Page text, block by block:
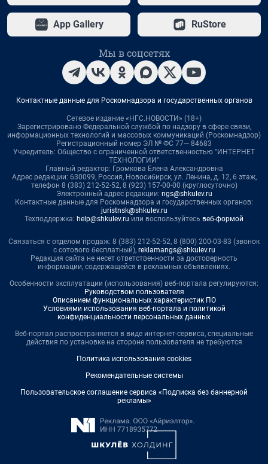
App Gallery RuStore
Мы в соцсетях
Контактные данные для Роскомнадзора и государственных органов
Сетевое издание «НГС.НОВОСТИ» (18+)
Зарегистрировано Федеральной службой по надзору в сфере связи,
информационных технологий и массовых коммуникаций (Роскомнадзор)
Регистрационный номер ЭЛ № ФС 77— 84683
Учредитель: Общество с ограниченной ответственностью "ИНТЕРНЕТ
ТЕХНОЛОГИИ"
Главный редактор: Громкова Елена Александровна
Адрес редакции: 630099, Россия, Новосибирск, ул. Ленина, д. 12, 6 этаж,
телефон 8 (383) 212-52-52, 8 (923) 157-00-00 (круглосуточно)
Электронный адрес редакции: ngs@shkulev.ru
Контактные данные для Роскомнадзора и государственных органов:
juristnsk@shkulev.ru
Техподдержка: help@shkulev.ru или воспользуйтесь веб-формой
Связаться с отделом продаж: 8 (383) 212-52-52, 8 (800) 200-03-83 (звонок
с сотового бесплатный), reklamangs@shkulev.ru
Редакция сайта не несет ответственности за достоверность
информации, содержащейся в рекламных объявлениях.
Особенности эксплуатации (использования) веб-портала регулируются:
Руководством пользователя
Описанием функциональных характеристик ПО
Условиями использования веб-портала и политикой
конфиденциальности персональных данных
Веб-портал распространяется в виде интернет-сервиса, специальные
действия по установке на стороне пользователя не требуются
Политика использования cookies
Рекомендательные системы
Пользовательское соглашение сервиса «Подписка без баннерной
рекламы»